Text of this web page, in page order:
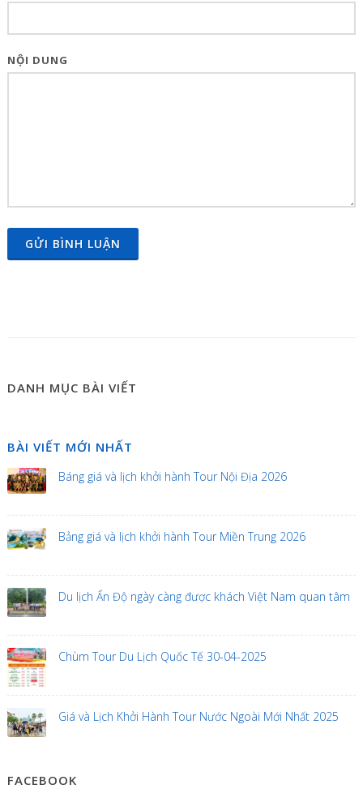
NỘI DUNG
GỬI BÌNH LUẬN
DANH MỤC BÀI VIẾT
BÀI VIẾT MỚI NHẤT
Báng giá và lịch khởi hành Tour Nội Địa 2026
Bảng giá và lịch khởi hành Tour Miền Trung 2026
Du lịch Ấn Độ ngày càng được khách Việt Nam quan tâm
Chùm Tour Du Lịch Quốc Tế 30-04-2025
Giá và Lịch Khởi Hành Tour Nước Ngoài Mới Nhất 2025
FACEBOOK